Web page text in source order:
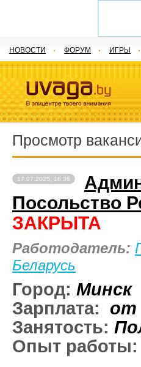
Просмотр
17.07.2025, 16:36
Посольство
ЗАКРЫТА
Работодатель:
Беларусь
Город: Минск
Зарплата: от
Занятость:
Опыт работы:
НОВОСТИ ФОРУМ ИГРЫ